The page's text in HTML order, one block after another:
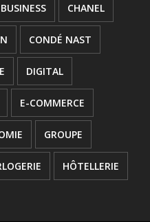
BUSINESS CHANEL
CONDÉ NAST
DIGITAL
E-COMMERCE
GROUPE
HÔTELLERIE